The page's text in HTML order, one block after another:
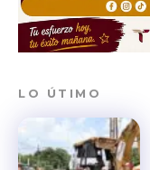
LO ÚTIMO